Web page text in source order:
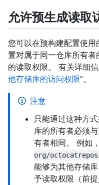
允许预生成读取
您可以在预构建配置使
置对属于同一仓库所有者
的读取权限。 有关详细
他存储库的访问权限”。
注意
只能通过这种方
库的所有者必须
有者相同。 例如
org/
能够为其他存储
予读取权限（前